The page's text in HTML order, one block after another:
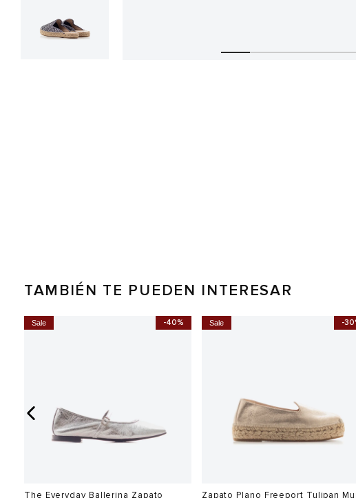
TAMBIÉN TE PUEDEN INTERESAR
-40%
Sale
The Everyday Ballerina Zapato
-
Sale
Zapato Plano Freeport Tulipan